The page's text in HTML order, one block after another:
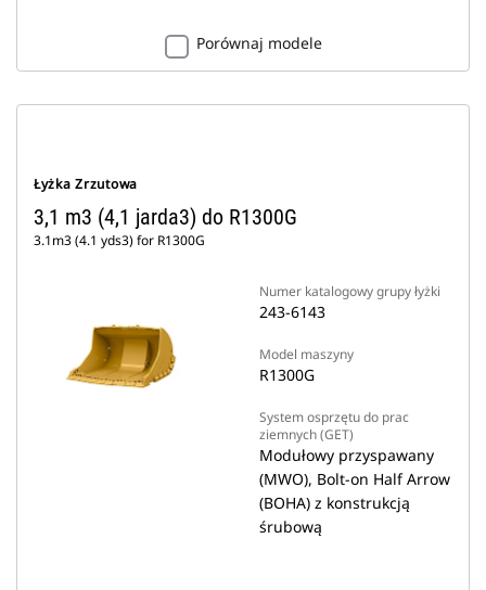
Porównaj modele
Łyżka Zrzutowa
3,1 m3 (4,1 jarda3) do R1300G
3.1m3 (4.1 yds3) for R1300G
Numer katalogowy grupy łyżki
243-6143
Model maszyny
R1300G
System osprzętu do prac
ziemnych (GET)
Modułowy przyspawany
(MWO), Bolt-on Half Arrow
(BOHA) z konstrukcją
śrubową